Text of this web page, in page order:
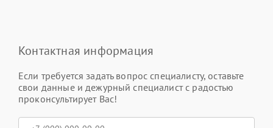
Контактная информация
Если требуется задать вопрос специалисту, оставьте
свои данные и дежурный специалист с радостью
проконсультирует Вас!